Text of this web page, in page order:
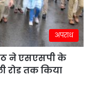
अपराध
ने एसएसपी के
तक किया